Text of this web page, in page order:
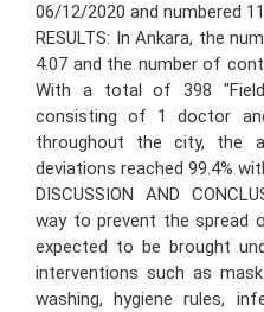
06/12/2020 and numbered
RESULTS: In Ankara, the
4.07 and the number of
With a total of 398
consisting of 1 doctor
throughout the city, the
deviations reached 99.4%
DISCUSSION AND
way to prevent the spread
expected to be brought
interventions such as
washing, hygiene rules,